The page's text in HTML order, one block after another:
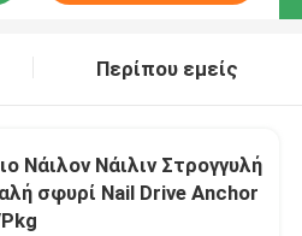
Περίπου εμείς
Νάιλον Νάιλιν Στρογγυλή
σφυρί Nail Drive Anchor